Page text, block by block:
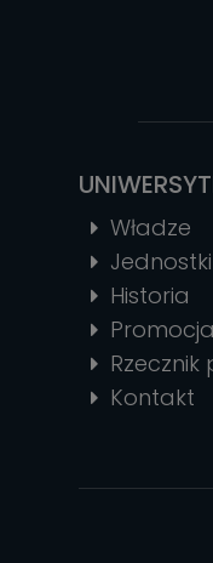
Władze
Jednostki
Historia
Promocja
Kontakt